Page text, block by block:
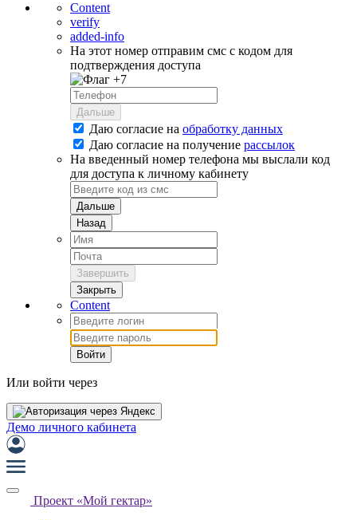
Content
verify
added-info
На этот номер отправим смс с кодом для
подтверждения доступа
+7
Дальше
Даю согласие на обработку данных
Даю согласие на получение рассылок
На введенный номер телефона мы выслали код
для доступа к личному кабинету
Дальше
Назад
Завершить
Закрыть
Content
Войти
Или войти через
Демо личного кабинета
Проект «Мой гектар»